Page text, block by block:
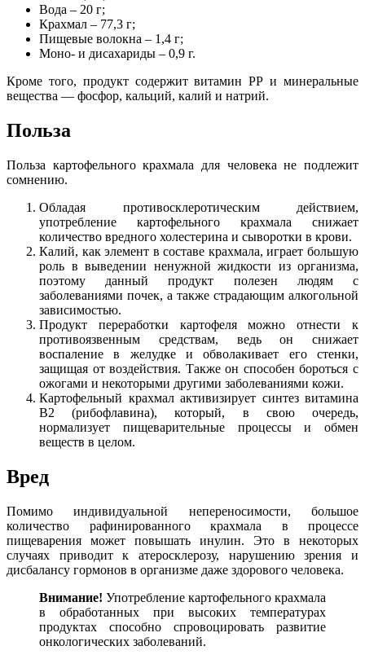
Вода – 20 г;
Крахмал – 77,3 г;
Пищевые волокна – 1,4 г;
Моно- и дисахариды – 0,9 г.
Кроме того, продукт содержит витамин РР и минеральные
вещества — фосфор, кальций, калий и натрий.
Польза
Польза картофельного крахмала для человека не подлежит
сомнению.
Обладая противосклеротическим действием,
употребление картофельного крахмала снижает
количество вредного холестерина и сыворотки в крови.
Калий, как элемент в составе крахмала, играет большую
роль в выведении ненужной жидкости из организма,
поэтому данный продукт полезен людям с
заболеваниями почек, а также страдающим алкогольной
зависимостью.
Продукт переработки картофеля можно отнести к
противоязвенным средствам, ведь он снижает
воспаление в желудке и обволакивает его стенки,
защищая от воздействия. Также он способен бороться с
ожогами и некоторыми другими заболеваниями кожи.
Картофельный крахмал активизирует синтез витамина
B2 (рибофлавина), который, в свою очередь,
нормализует пищеварительные процессы и обмен
веществ в целом.
Вред
Помимо индивидуальной непереносимости, большое
количество рафинированного крахмала в процессе
пищеварения может повышать инулин. Это в некоторых
случаях приводит к атеросклерозу, нарушению зрения и
дисбалансу гормонов в организме даже здорового человека.
Внимание! Употребление картофельного крахмала
в обработанных при высоких температурах
продуктах способно спровоцировать развитие
онкологических заболеваний.